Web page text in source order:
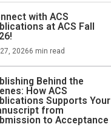
with ACS
at ACS Fall
20266 min read
Behind the
How ACS
Supports Your
from
to Acceptance